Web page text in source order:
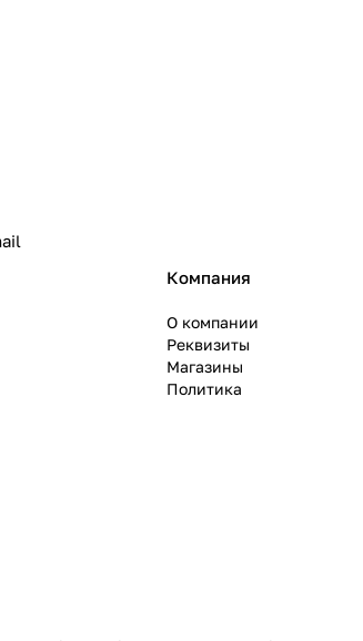
Компания
О компании
Реквизиты
Магазины
Политика